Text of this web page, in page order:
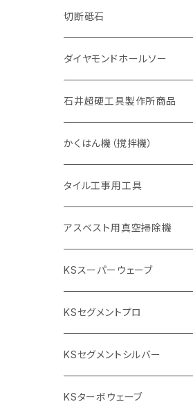
一般道路カッター用
セグメントタイプ
埋設鋳鉄管工事対応タイプ
ヒューム管・U字溝切断用
セグメント
セグメント（特殊凸凹加工チップ
アスファルト切断用
一般道路カッター用
セグメント（特殊凸凹加工チップ
セグメントタイプ
一般道路カッター用
鋳鉄管切断用
セグメントタイプ
埋設鋳鉄管工事対応タイプ
ヒューム管・U字溝切断用
セグメントタイプ
セグメント（特殊凸凹加工チップ
アスファルト切断用
一般道路カッター用
一般道路カッター用
セグメントタイプ
埋設鋳鉄管工事対応タイプ
ヒューム管・U字溝切断用
セグメントタイプ
アスファルト切断用
一般道路カッター用
有効長 250mm
305mm（12インチ）
255mm（10インチ）
305mm（12インチ）
道路（アス・コン兼用）
305mm（12インチ）
355mm（14インチ）
ストレート型チップ
U型チップ
100mm（4インチ）
125mm（5インチ）
切断砥石
金属用
305mm（12インチ）
355mm（14インチ）
非金属用
305mm（12インチ）
355mm（14インチ）
ダイヤモンドホールソー
石井超硬工具製作所商品
押し切り（タイル切断機）
本体
替え刃
電動切断機
本体
ダイヤモンドホイール
ブリック＆ブロック用切断機
穴あけ用工具
タイルニッパー
プロ用鏝（こて）
吸着盤
かくはん機（撹拌機）
本体
低速回転
高速回転
付属品
撹拌羽根
撹拌軸
タイル工事用工具
手動工具
押し切り（手動切断機
押し切り替え刃（手動切断機替え刃
電動工具
電動切断機
タイルパッチ（ビブラート
アスベスト用真空掃除機
KSスーパーウェーブ
105mm（4インチ）
125ｍｍ（5インチ）
KSセグメントプロ
105mm（4インチ）
通常品
125mm（5インチ）
KSセグメントシルバー
105mm（4インチ）
KSターボウェーブ